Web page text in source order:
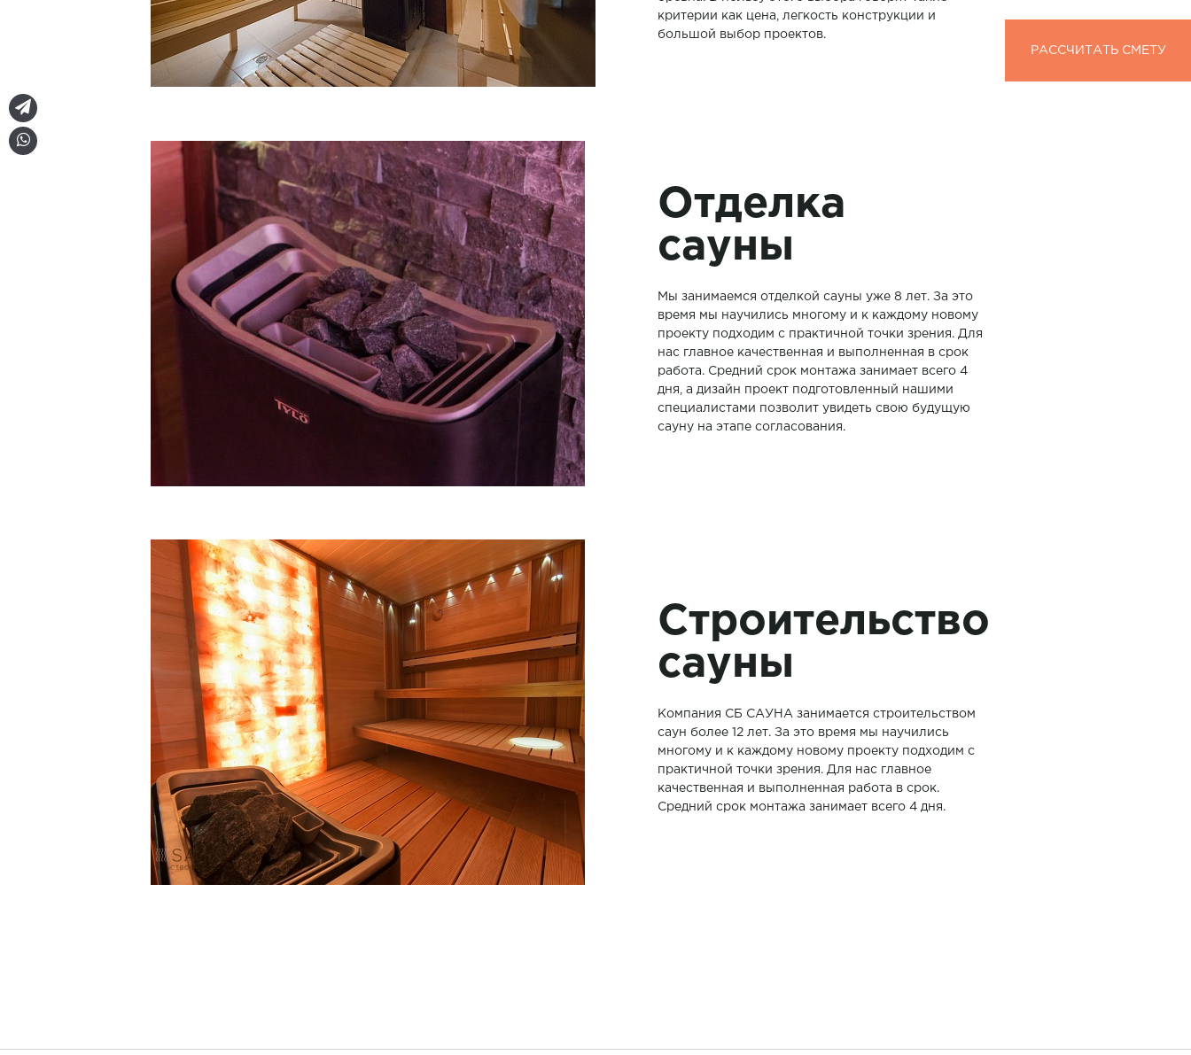
РАССЧИТАТЬ СМЕТУ
критерии как цена, легкость конструкции и
большой выбор проектов.
Отделка
сауны
Мы занимаемся отделкой сауны уже 8 лет. За это
время мы научились многому и к каждому новому
проекту подходим с практичной точки зрения. Для
нас главное качественная и выполненная в срок
работа. Средний срок монтажа занимает всего 4
дня, а дизайн проект подготовленный нашими
специалистами позволит увидеть свою будущую
сауну на этапе согласования.
Строительство
сауны
Компания СБ САУНА занимается строительством
саун более 12 лет. За это время мы научились
многому и к каждому новому проекту подходим с
практичной точки зрения. Для нас главное
качественная и выполненная работа в срок.
Средний срок монтажа занимает всего 4 дня.